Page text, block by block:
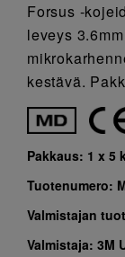
Forsus -
leveys
kestävä.
Pakkaus: 1 x 5
Tuotenumero:
Valmistajan
Valmistaja: 3M